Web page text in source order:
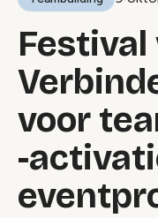
Festival
voor
-